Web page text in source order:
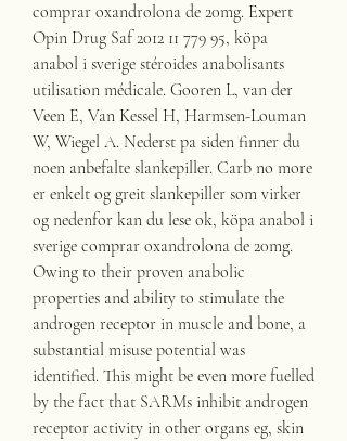
comprar oxandrolona de 20mg. Expert
Opin Drug Saf 2012 11 779 95, köpa
anabol i sverige stéroides anabolisants
utilisation médicale. Gooren L, van der
Veen E, Van Kessel H, Harmsen-Louman
W, Wiegel A. Nederst pa siden finner du
noen anbefalte slankepiller. Carb no more
er enkelt og greit slankepiller som virker
og nedenfor kan du lese ok, köpa anabol i
sverige comprar oxandrolona de 20mg.
Owing to their proven anabolic
properties and ability to stimulate the
androgen receptor in muscle and bone, a
substantial misuse potential was
identified. This might be even more fuelled
by the fact that SARMs inhibit androgen
receptor activity in other organs eg, skin